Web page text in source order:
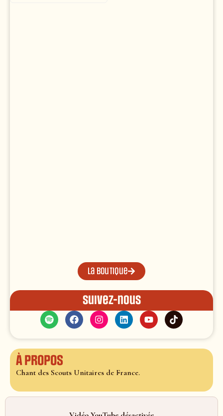
La boutique
Suivez-nous
À propos
Chant des Scouts Unitaires de France.